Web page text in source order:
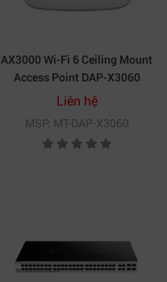
AX3000 Wi-Fi 6 Ceiling Mount
Access Point DAP-X3060
Liên hệ
MSP: MT-DAP-X3060